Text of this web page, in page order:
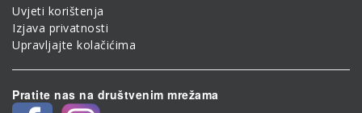
Uvjeti korištenja
Izjava privatnosti
Upravljajte kolačićima
Pratite nas na društvenim mrežama